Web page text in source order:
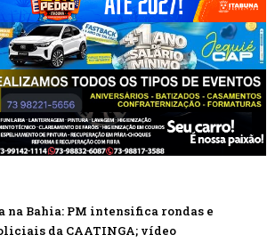
na Bahia: PM intensifica rondas e
da CAATINGA; vídeo